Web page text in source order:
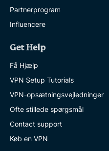
Partnerprogram
Influencere
Get Help
Få Hjælp
VPN Setup Tutorials
VPN-opsætningsvejledninger
Ofte stillede spørgsmål
Contact support
Køb en VPN